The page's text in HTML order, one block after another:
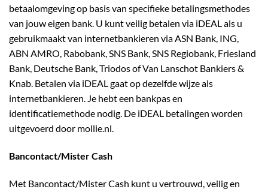
betaalomgeving op basis van specifieke betalingsmethodes
van jouw eigen bank. U kunt veilig betalen via iDEAL als u
gebruikmaakt van internetbankieren via ASN Bank, ING,
ABN AMRO, Rabobank, SNS Bank, SNS Regiobank, Friesland
Bank, Deutsche Bank, Triodos of Van Lanschot Bankiers &
Knab. Betalen via iDEAL gaat op dezelfde wijze als
internetbankieren. Je hebt een bankpas en
identificatiemethode nodig. De iDEAL betalingen worden
uitgevoerd door mollie.nl.
Bancontact/Mister Cash
Met Bancontact/Mister Cash kunt u vertrouwd, veilig en